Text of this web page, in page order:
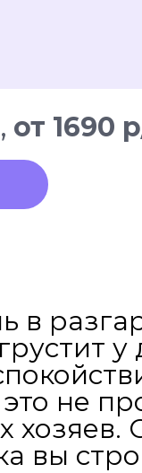
от 1690
в
не
хозяев.
вы